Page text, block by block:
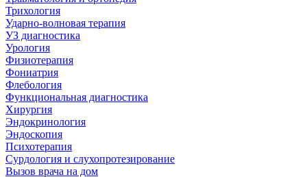
Трихология
Ударно-волновая терапия
УЗ диагностика
Урология
Физиотерапия
Фониатрия
Флебология
Функциональная диагностика
Хирургия
Эндокринология
Эндоскопия
Психотерапия
Сурдология и слухопротезирование
Вызов врача на дом